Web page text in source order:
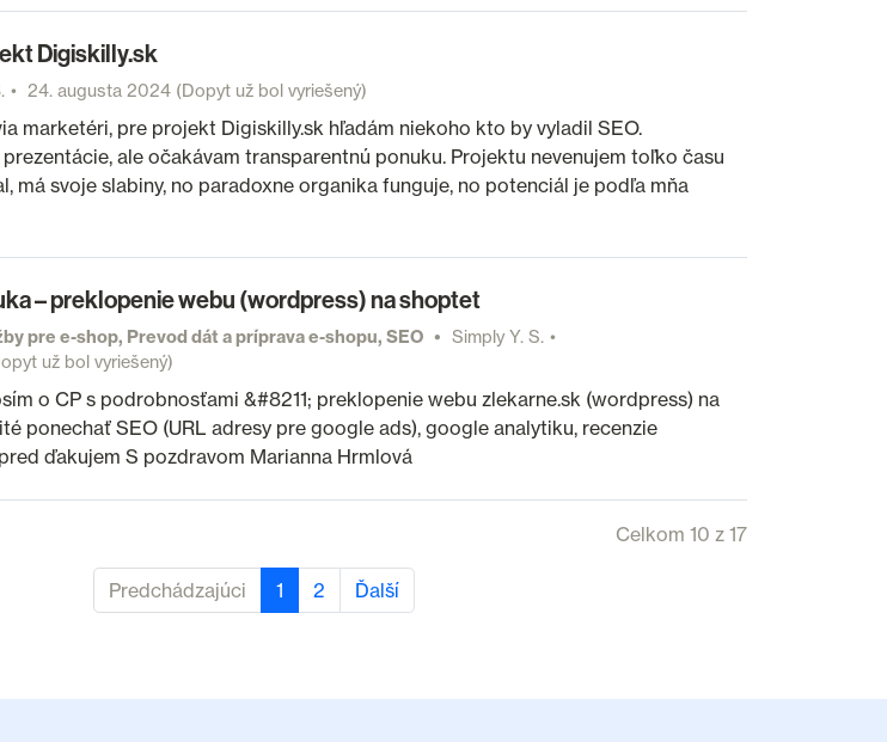
Digiskilly.sk
24. augusta 2024(Dopyt už bol vyriešený)
marketéri, pre projekt Digiskilly.sk hľadám niekoho kto by vyladil SEO.
ale očakávam transparentnú ponuku. Projektu nevenujem toľko času
má svoje slabiny, no paradoxne organika funguje, no potenciál je podľa mňa
– preklopenie webu (wordpress) na shoptet
pre e-shop, Prevod dát a príprava e-shopu, SEO
Simply Y. S.
už bol vyriešený)
o CP s podrobnosťami &#8211; preklopenie webu zlekarne.sk (wordpress) na
ponechať SEO (URL adresy pre google ads), google analytiku, recenzie
ďakujem S pozdravom Marianna Hrmlová
Celkom 10 z 17
Predchádzajúci 1 2 Ďalší